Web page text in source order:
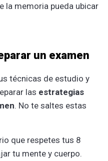
la memoria pueda ubicar
un examen
técnicas de estudio y
las estrategias
. No te saltes estas
que respetes tus 8
tu mente y cuerpo.